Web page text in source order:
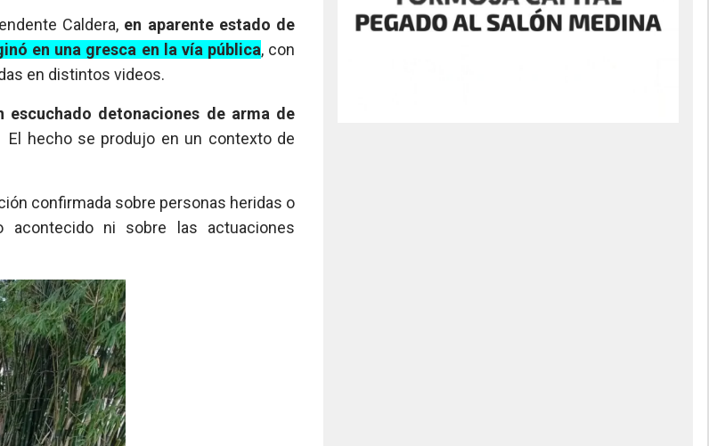
Caldera,en aparente estado de
en una gresca en la vía pública, con
en distintos videos.
escuchado detonaciones de arma de
hecho se produjo en un contexto de
confirmada sobre personas heridas o
acontecido ni sobre las actuaciones